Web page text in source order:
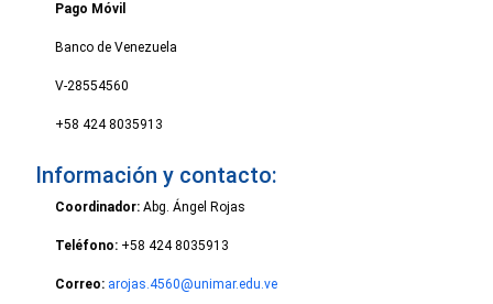
Pago Móvil
Banco de Venezuela
V-28554560
+58 424 8035913
Información y contacto:
Coordinador: Abg. Ángel Rojas
Teléfono: +58 424 8035913
Correo: arojas.4560@unimar.edu.ve